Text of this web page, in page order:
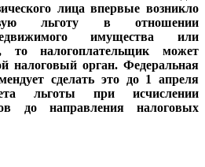
лица впервые возникло
льготу в отношении
имущества или
то налогоплательщик может
налоговый орган. Федеральная
сделать это до 1 апреля
льготы при исчислении
до направления налоговых